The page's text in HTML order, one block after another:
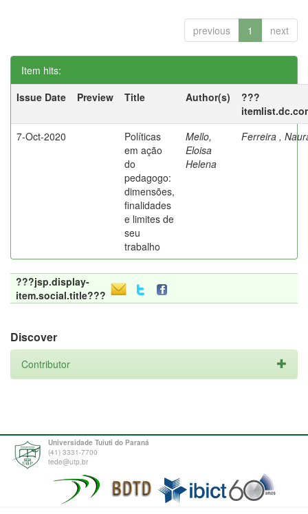
previous 1 next
Item hits:
Issue Date
Preview Title Author(s)
???
7-Oct-2020
Políticas
em ação
do
pedagogo:
dimensões,
finalidades
e limites de
seu
trabalho
Mello,
Eloisa
Helena
Ferreira ,
???jsp.display-
item.social.title???
Discover
Contributor
Universidade Tuiuti do Paraná
(41) 3331-7700
tede@utp.br